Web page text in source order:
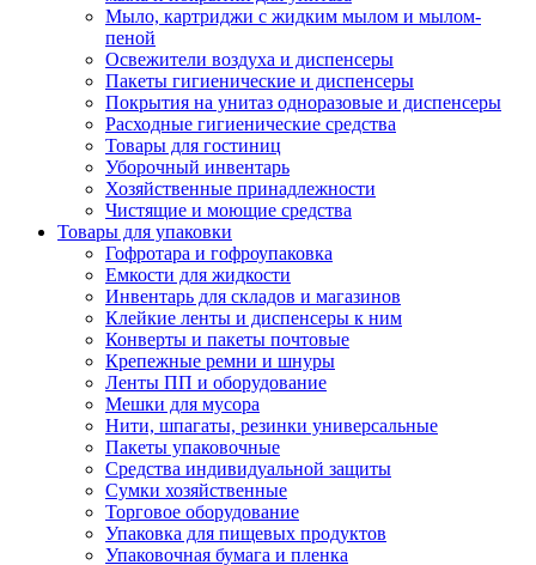
Мыло, картриджи с жидким мылом и мылом-
пеной
Освежители воздуха и диспенсеры
Пакеты гигиенические и диспенсеры
Покрытия на унитаз одноразовые и диспенсеры
Расходные гигиенические средства
Товары для гостиниц
Уборочный инвентарь
Хозяйственные принадлежности
Чистящие и моющие средства
Товары для упаковки
Гофротара и гофроупаковка
Емкости для жидкости
Инвентарь для складов и магазинов
Клейкие ленты и диспенсеры к ним
Конверты и пакеты почтовые
Крепежные ремни и шнуры
Ленты ПП и оборудование
Мешки для мусора
Нити, шпагаты, резинки универсальные
Пакеты упаковочные
Средства индивидуальной защиты
Сумки хозяйственные
Торговое оборудование
Упаковка для пищевых продуктов
Упаковочная бумага и пленка